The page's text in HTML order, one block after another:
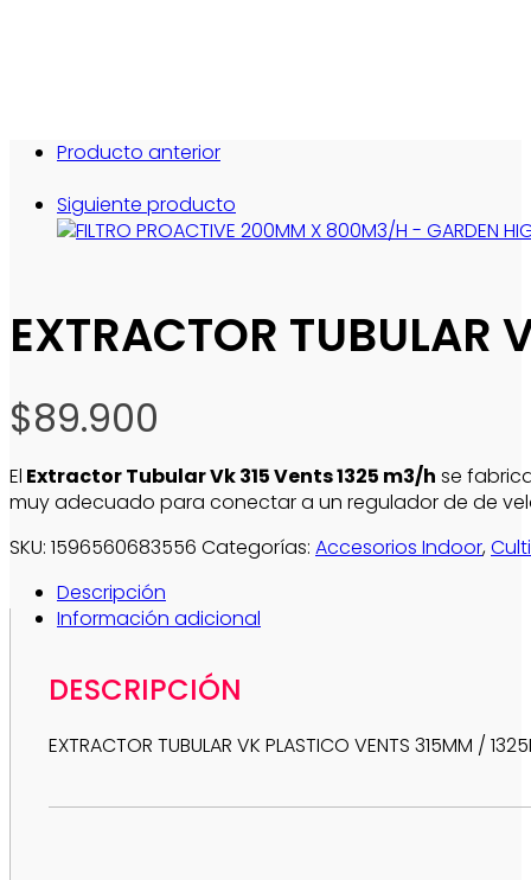
Producto anterior
Siguiente producto
EXTRACTOR
$89.900
El Extractor Tubular Vk 315 Vents 1325 m3/h se
muy adecuado para conectar a un regulador de de
SKU: 1596560683556 Categorías: Accesorios Indoor,
Descripción
Información adicional
DESCRIPCIÓN
EXTRACTOR TUBULAR VK PLASTICO VENTS 315MM /